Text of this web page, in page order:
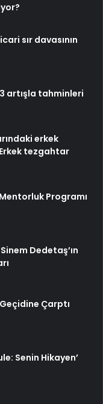
sır davasının
artışla tahminleri
erkek
tezgahtar
Programı
Dedetaş’ın
Çarptı
Senin Hikayen’